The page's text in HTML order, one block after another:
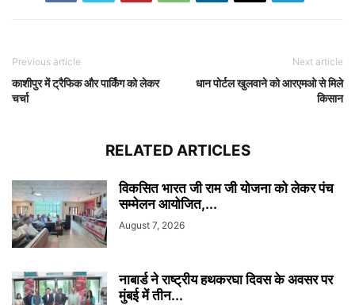
Previous article
काशीपुर में ट्रैफिक और पार्किंग को लेकर
चर्चा
Next article
धान पोर्टल खुलवाने को आरएमओ से मिले
किसान
RELATED ARTICLES
विकसित भारत जी राम जी योजना को लेकर पंच
सम्मेलन आयोजित,...
August 7, 2026
नाबार्ड ने राष्ट्रीय हथकरघा दिवस के अवसर पर
मुंबई में तीन...